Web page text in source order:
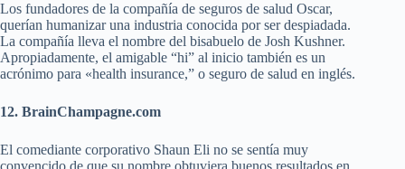
Los fundadores de la compañía de seguros de salud Oscar,
querían humanizar una industria conocida por ser despiadada.
La compañía lleva el nombre del bisabuelo de Josh Kushner.
Apropiadamente, el amigable “hi” al inicio también es un
acrónimo para «health insurance,” o seguro de salud en inglés.
12. BrainChampagne.com
El comediante corporativo Shaun Eli no se sentía muy
convencido de que su nombre obtuviera buenos resultados en